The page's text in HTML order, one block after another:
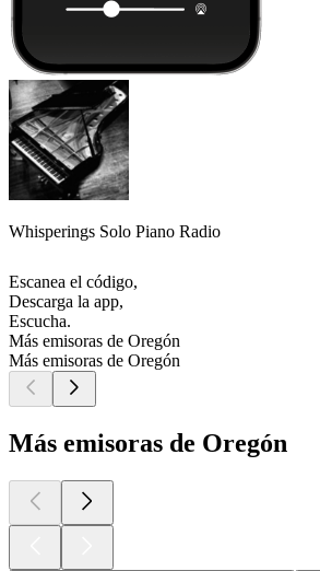
Whisperings Solo Piano Radio
Escanea el código,
Descarga la app,
Escucha.
Más emisoras de Oregón
Más emisoras de Oregón
Más emisoras de Oregón